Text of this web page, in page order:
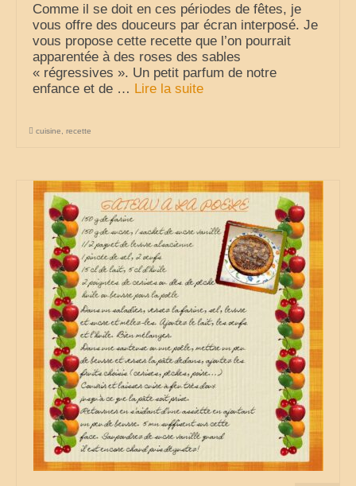
Comme il se doit en ces périodes de fêtes, je
vous offre des douceurs par écran interposé. Je
vous propose cette recette que l’on pourrait
apparentée à des roses des sables
« régressives ». Un petit parfum de notre
enfance et de … Lire la suite­­
cuisine recette